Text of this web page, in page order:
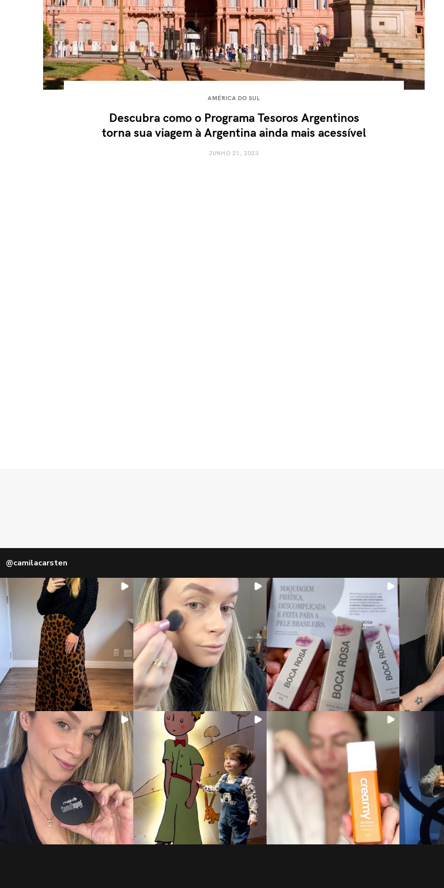
AMÉRICA DO SUL
Descubra como o Programa Tesoros Argentinos
torna sua viagem à Argentina ainda mais acessível
JUNHO 21, 2023
@camilacarsten